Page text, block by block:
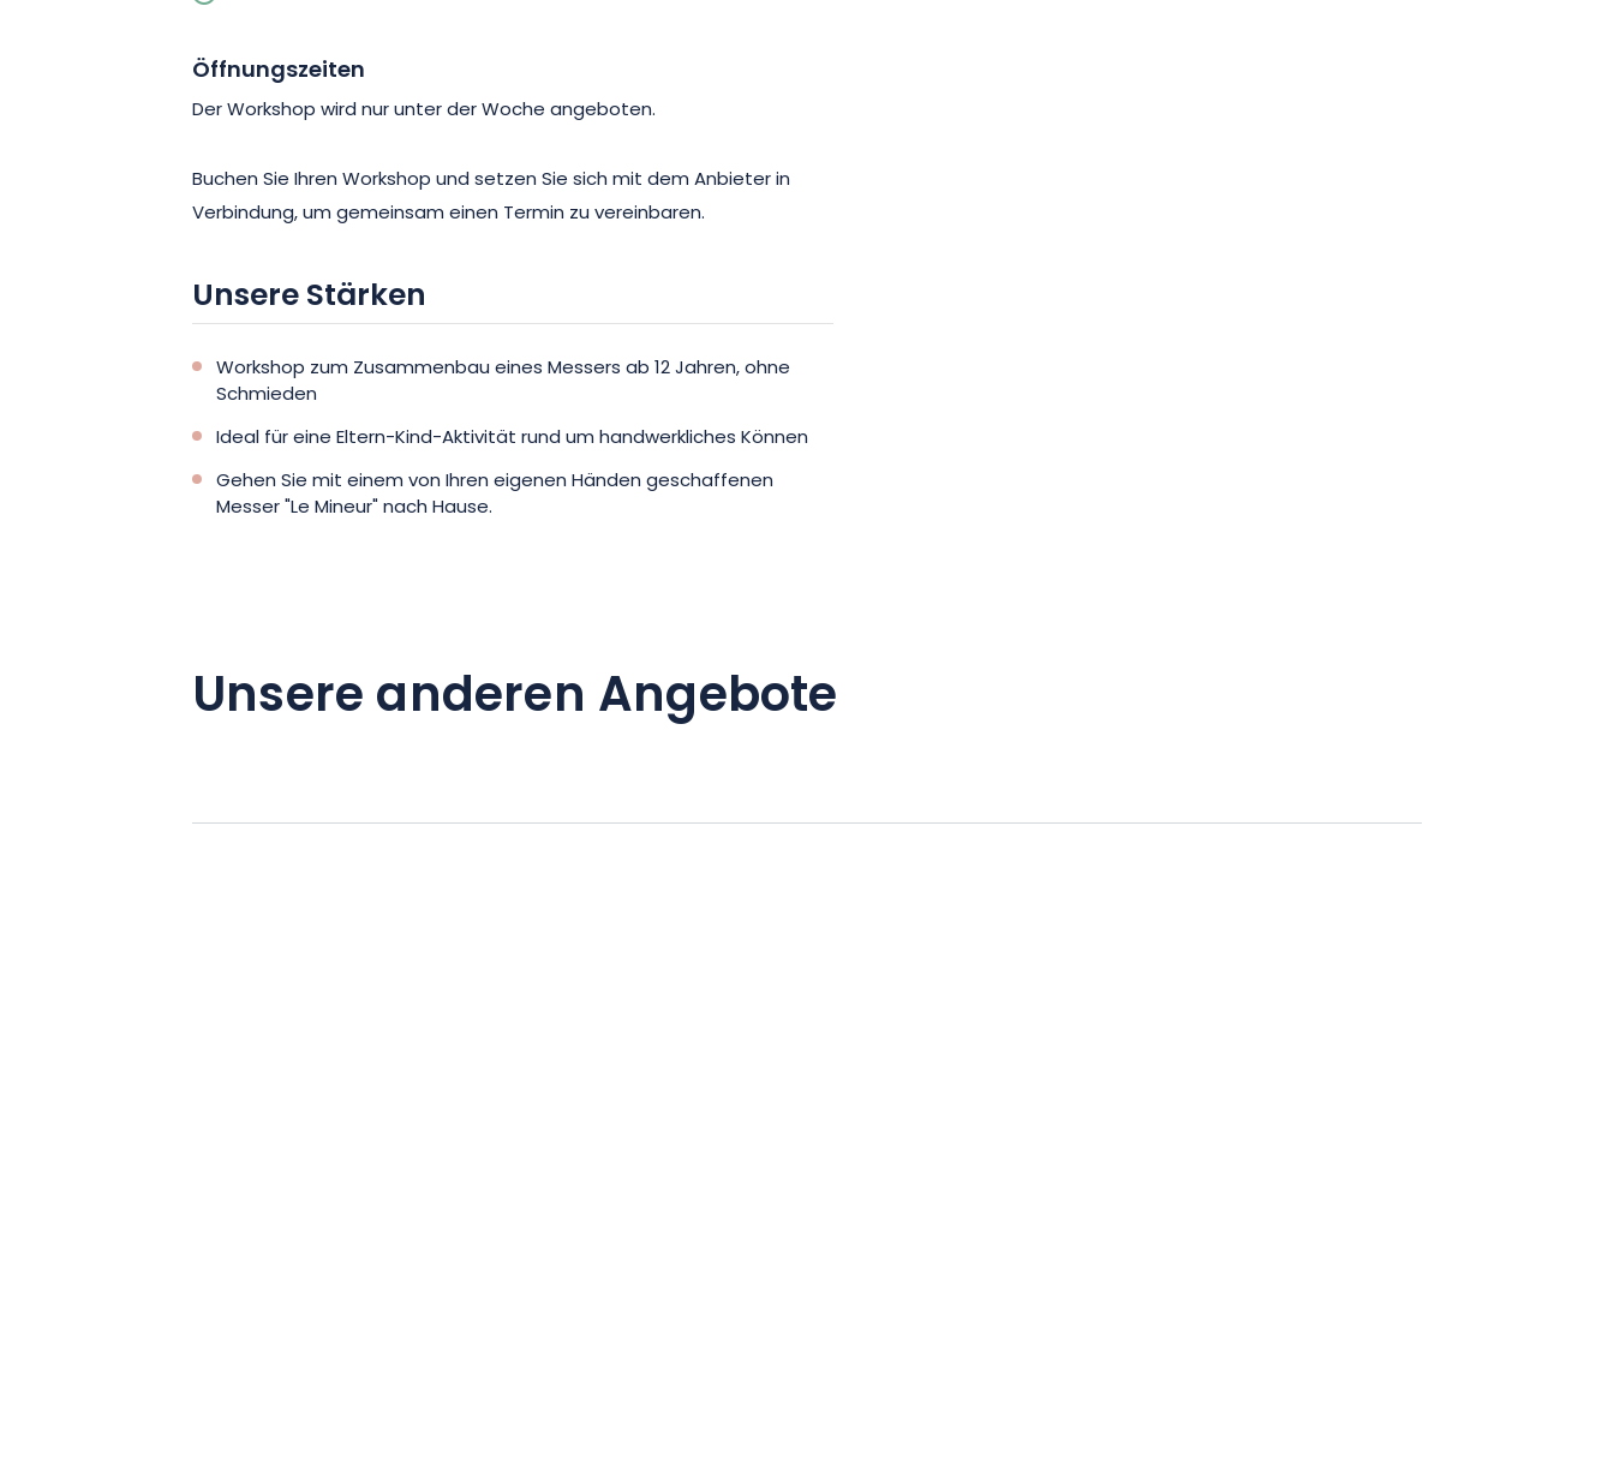
Öffnungszeiten
Der Workshop wird nur unter der Woche angeboten.
Buchen Sie Ihren Workshop und setzen Sie sich mit dem Anbieter in
Verbindung, um gemeinsam einen Termin zu vereinbaren.
Unsere Stärken
Workshop zum Zusammenbau eines Messers ab 12 Jahren, ohne
Schmieden
Ideal für eine Eltern-Kind-Aktivität rund um handwerkliches Können
Gehen Sie mit einem von Ihren eigenen Händen geschaffenen
Messer "Le Mineur" nach Hause.
Unsere anderen Angebote